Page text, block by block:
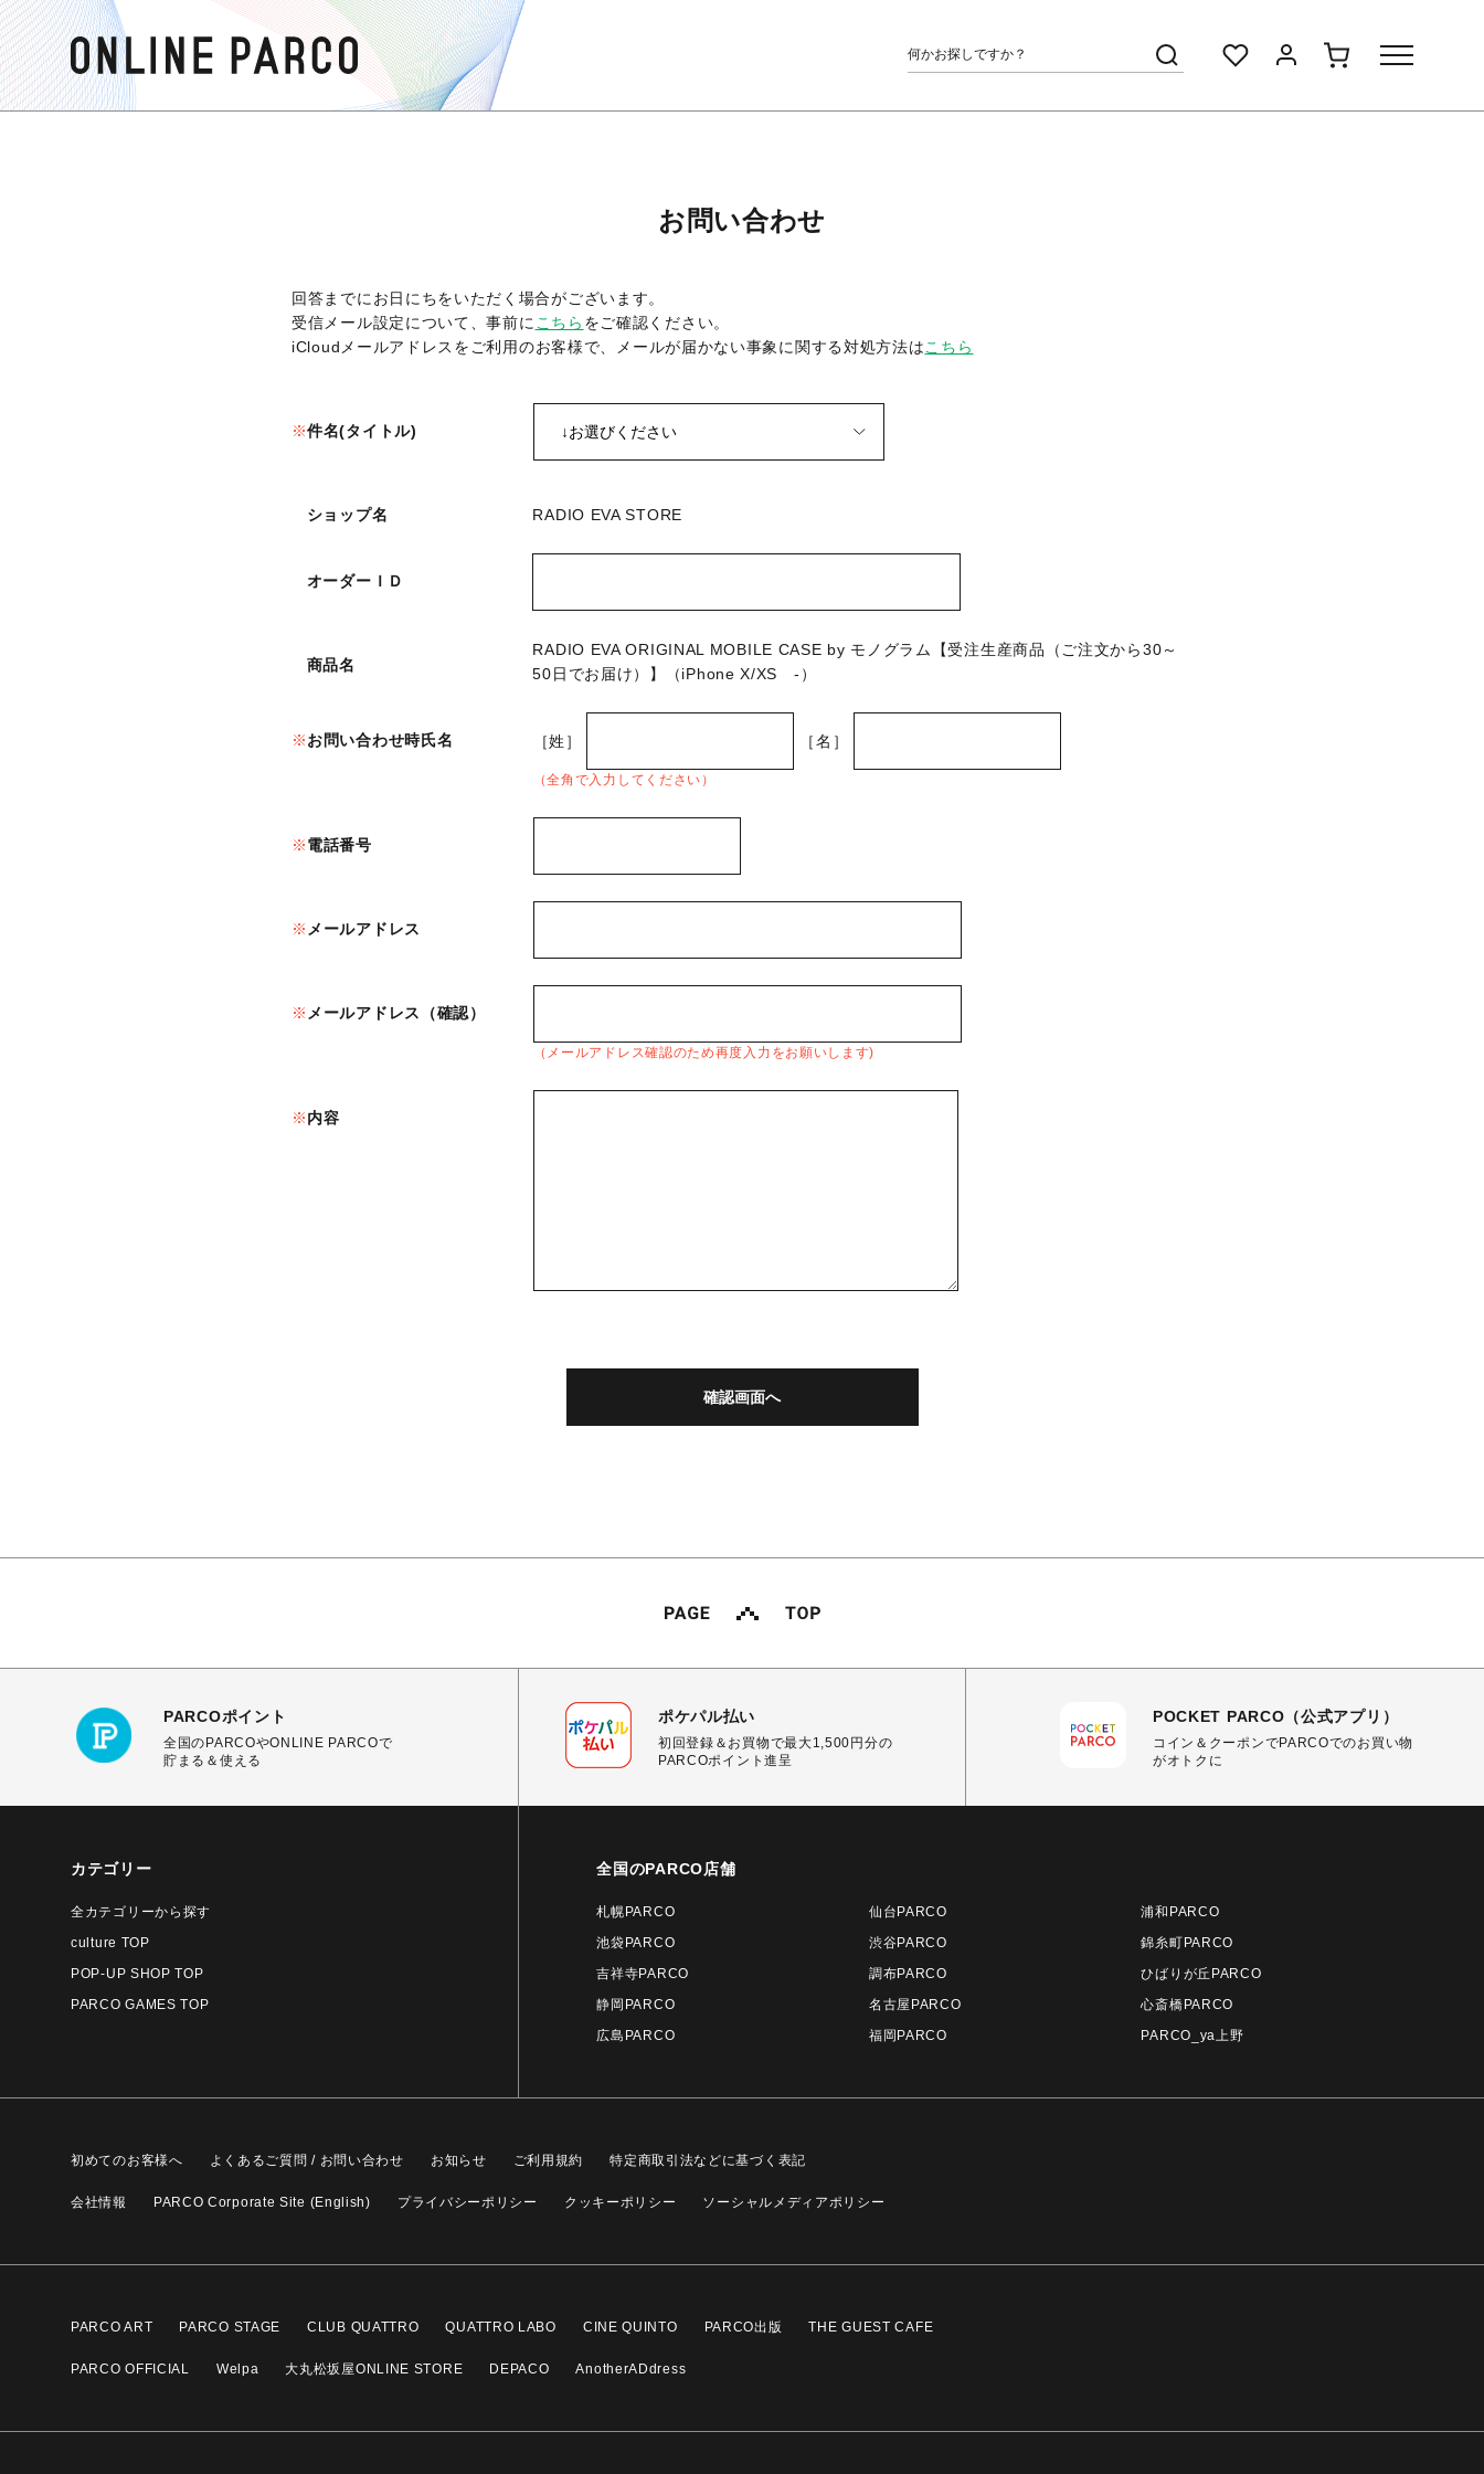
お問い合わせ
回答までにお日にちをいただく場合がございます。
受信メール設定について、事前に こちら をご確認ください。
iCloudメールアドレスをご利用のお客様で、メールが届かない事象に関する対処方法はこちら
件名(タイトル)
ショップ名 RADIO EVA STORE
オーダーＩＤ
商品名
RADIO EVA ORIGINAL MOBILE CASE by モノグラム【受注生産商品（ご注文から30～
50日でお届け）】（iPhone X/XS -）
お問い合わせ時氏名 ［姓］ ［名］
（全角で入力してください）
電話番号
メールアドレス
メールアドレス（確認）
（メールアドレス確認のため再度入力をお願いします)
内容
PARCOポイント
全国のPARCOやONLINE PARCOで
貯まる＆使える
ポケパル払い
初回登録＆お買物で最大1,500円分の
PARCOポイント進呈
POCKET PARCO（公式アプリ）
コイン＆クーポンでPARCOでのお買い物
がオトクに
カテゴリー
全カテゴリーから探す
culture TOP
POP-UP SHOP TOP
PARCO GAMES TOP
全国のPARCO店舗
札幌PARCO 仙台PARCO
浦和PARCO
池袋PARCO
渋谷PARCO
錦糸町PARCO
吉祥寺PARCO
調布PARCO
ひばりが丘PARCO
静岡PARCO
名古屋PARCO
心斎橋PARCO
広島PARCO
福岡PARCO PARCO_ya上野
初めてのお客様へ よくあるご質問 / お問い合わせ お知らせ ご利用規約 特定商取引法などに基づく表記
会社情報 PARCO Corporate Site (English) プライバシーポリシー クッキーポリシー ソーシャルメディアポリシー
PARCO ART PARCO STAGE CLUB QUATTRO QUATTRO LABO CINE QUINTO PARCO出版 THE GUEST CAFE
PARCO OFFICIAL Welpa 大丸松坂屋ONLINE STORE DEPACO AnotherADdress